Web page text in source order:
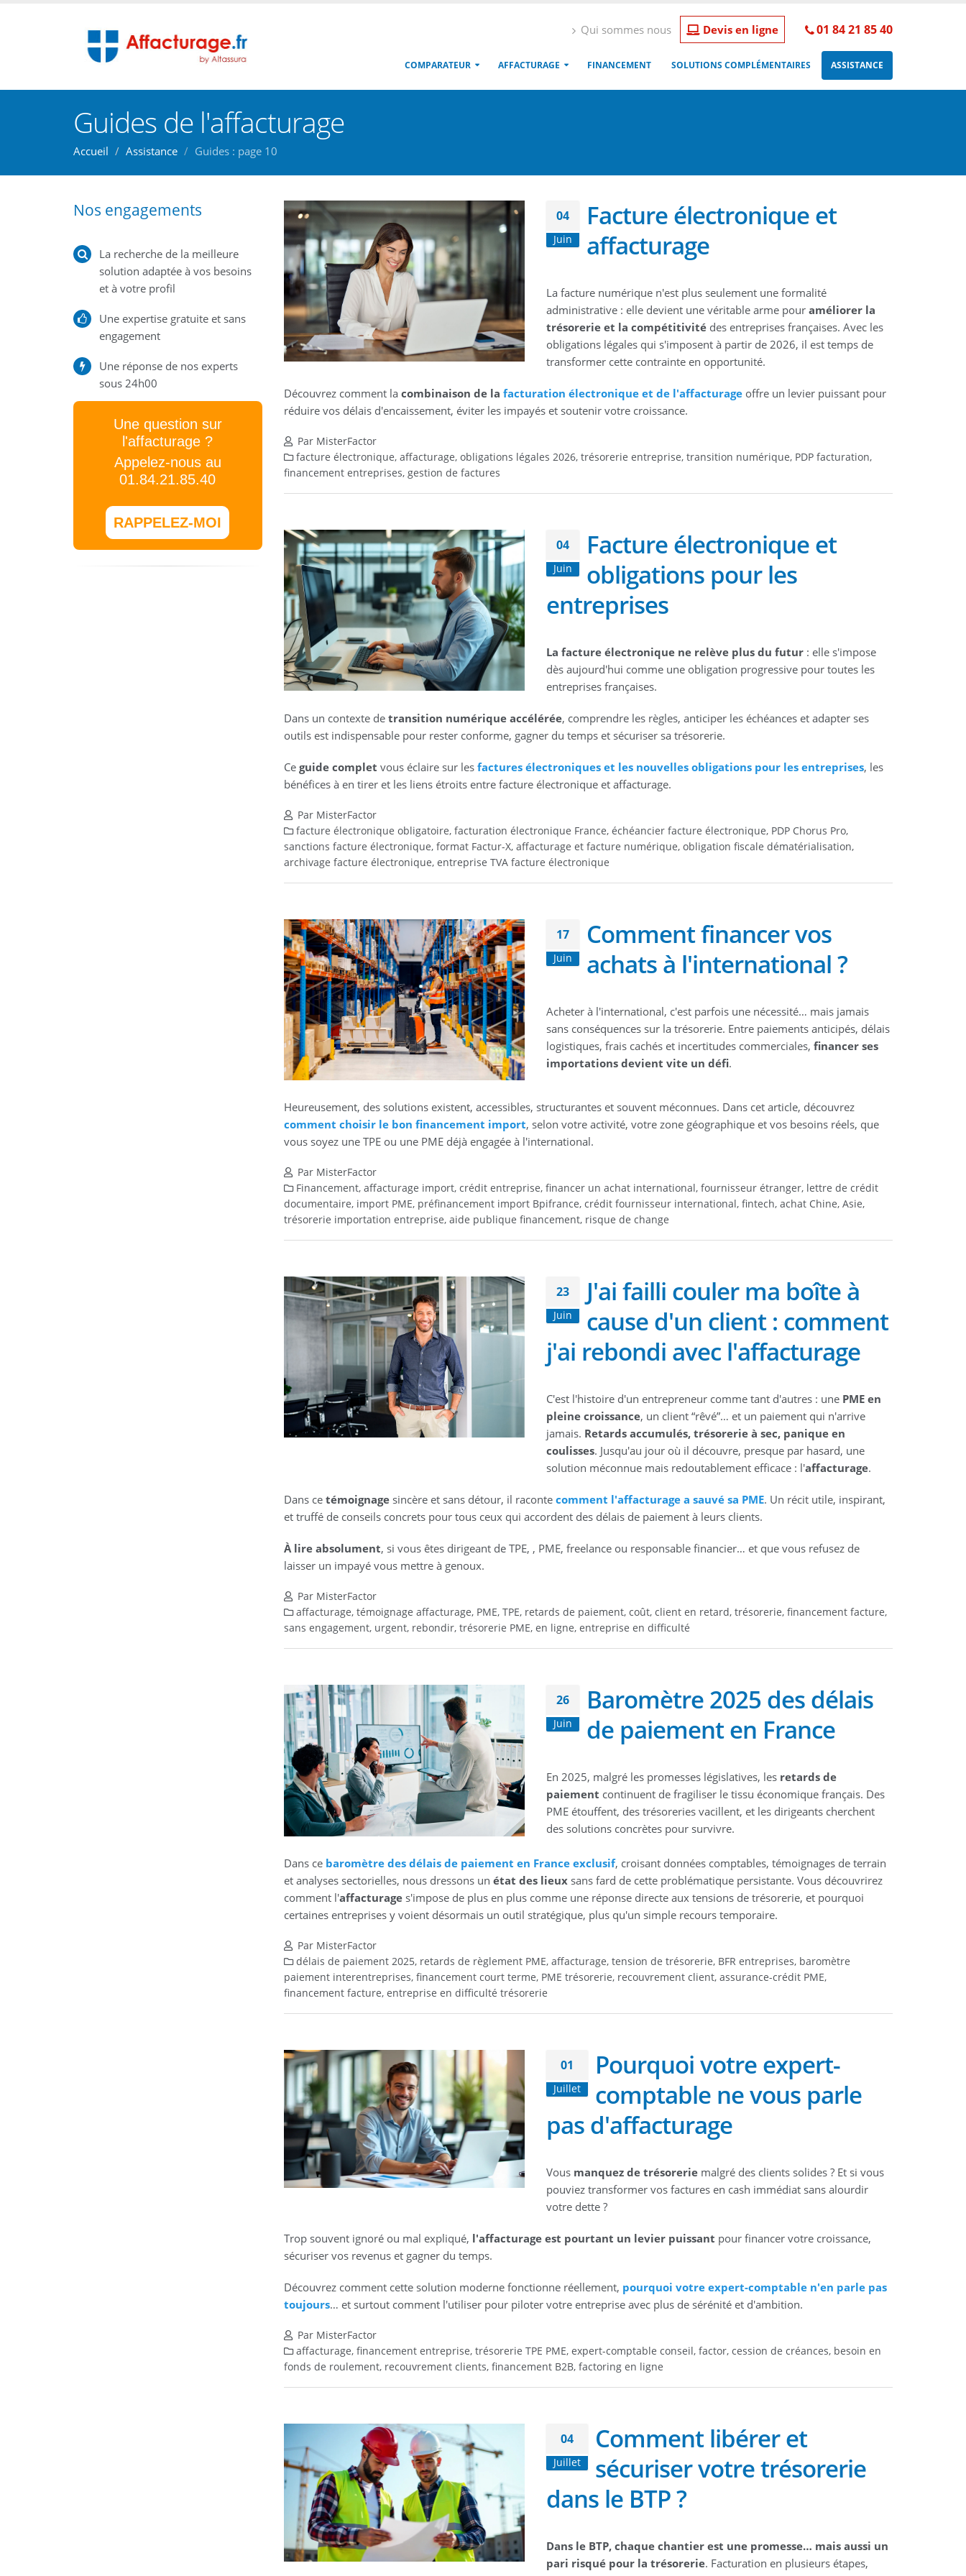
Qui sommes nous Devis en ligne 01 84 21 85 40
COMPARATEUR AFFACTURAGE FINANCEMENT SOLUTIONS COMPLÉMENTAIRES ASSISTANCE
Guides de l'affacturage
Accueil Assistance Guides : page 10
Nos engagements
La recherche de la meilleure
solution adaptée à vos besoins
et à votre profil
Une expertise gratuite et sans
engagement
Une réponse de nos experts
sous 24h00
Une question sur
l'affacturage ?
Appelez-nous au
01.84.21.85.40
RAPPELEZ-MOI
04
Juin
Facture électronique et
affacturage
La facture numérique n'est plus seulement une formalité
administrative : elle devient une véritable arme pouraméliorer la
trésorerie et la compétitivité des entreprises françaises. Avec les
obligations légales qui s'imposent à partir de 2026, il est temps de
transformer cette contrainte en opportunité.
Découvrez comment la combinaison de la facturation électronique et de l'affacturageoffre un levier puissant pour
réduire vos délais d'encaissement, éviter les impayés et soutenir votre croissance.
Par MisterFactor
facture électronique, affacturage, obligations légales 2026, trésorerie entreprise, transition numérique, PDP facturation,
financement entreprises, gestion de factures
04
Juin
Facture électronique et
obligations pour les
entreprises
La facture électronique ne relève plus du futur : elle s'impose
dès aujourd'hui comme une obligation progressive pour toutes les
entreprises françaises.
Dans un contexte de transition numérique accélérée, comprendre les règles, anticiper les échéances et adapter ses
outils est indispensable pour rester conforme, gagner du temps et sécuriser sa trésorerie.
Ce guide complet vous éclaire sur les factures électroniques et les nouvelles obligations pour les entreprises, les
bénéfices à en tirer et les liens étroits entre facture électronique et affacturage.
Par MisterFactor
facture électronique obligatoire, facturation électronique France, échéancier facture électronique, PDP Chorus Pro,
sanctions facture électronique, format Factur-X, affacturage et facture numérique, obligation fiscale dématérialisation,
archivage facture électronique, entreprise TVA facture électronique
17
Juin
Comment financer vos
achats à l'international ?
Acheter à l'international, c'est parfois une nécessité… mais jamais
sans conséquences sur la trésorerie. Entre paiements anticipés, délais
logistiques, frais cachés et incertitudes commerciales,financer ses
importations devient vite un défi.
Heureusement, des solutions existent, accessibles, structurantes et souvent méconnues. Dans cet article, découvrez
comment choisir le bon financement import, selon votre activité, votre zone géographique et vos besoins réels, que
vous soyez une TPE ou une PME déjà engagée à l'international.
Par MisterFactor
Financement, affacturage import, crédit entreprise, financer un achat international, fournisseur étranger, lettre de crédit
documentaire, import PME, préfinancement import Bpifrance, crédit fournisseur international, fintech, achat Chine, Asie,
trésorerie importation entreprise, aide publique financement, risque de change
23
Juin
J'ai failli couler ma boîte à
cause d'un client : comment
j'ai rebondi avec l'affacturage
C'est l'histoire d'un entrepreneur comme tant d'autres : une PME en
pleine croissance, un client “rêvé”… et un paiement qui n'arrive
jamais. Retards accumulés, trésorerie à sec, panique en
coulisses. Jusqu'au jour où il découvre, presque par hasard, une
solution méconnue mais redoutablement efficace : l'affacturage.
Dans ce témoignagesincère et sans détour, il raconte comment l'affacturage a sauvé sa PME. Un récit utile, inspirant,
et truffé de conseils concrets pour tous ceux qui accordent des délais de paiement à leurs clients.
À lire absolument, si vous êtes dirigeant de TPE, , PME, freelance ou responsable financier… et que vous refusez de
laisser un impayé vous mettre à genoux.
Par MisterFactor
affacturage, témoignage affacturage, PME, TPE, retards de paiement, coût, client en retard, trésorerie, financement facture,
sans engagement, urgent, rebondir, trésorerie PME, en ligne, entreprise en difficulté
26
Juin
Baromètre 2025 des délais
de paiement en France
En 2025, malgré les promesses législatives, les retards de
paiement continuent de fragiliser le tissu économique français. Des
PME étouffent, des trésoreries vacillent, et les dirigeants cherchent
des solutions concrètes pour survivre.
Dans ce baromètre des délais de paiement en France exclusif, croisant données comptables, témoignages de terrain
et analyses sectorielles, nous dressons un état des lieuxsans fard de cette problématique persistante. Vous découvrirez
comment l'affacturages'impose de plus en plus comme une réponse directe aux tensions de trésorerie, et pourquoi
certaines entreprises y voient désormais un outil stratégique, plus qu'un simple recours temporaire.
Par MisterFactor
délais de paiement 2025, retards de règlement PME, affacturage, tension de trésorerie, BFR entreprises, baromètre
paiement interentreprises, financement court terme, PME trésorerie, recouvrement client, assurance-crédit PME,
financement facture, entreprise en difficulté trésorerie
01
Juillet
Pourquoi votre expert-
comptable ne vous parle
pas d'affacturage
Vous manquez de trésorerie malgré des clients solides ? Et si vous
pouviez transformer vos factures en cash immédiat sans alourdir
votre dette ?
Trop souvent ignoré ou mal expliqué, l'affacturage est pourtant un levier puissant pour financer votre croissance,
sécuriser vos revenus et gagner du temps.
Découvrez comment cette solution moderne fonctionne réellement, pourquoi votre expert-comptable n'en parle pas
toujours… et surtout comment l'utiliser pour piloter votre entreprise avec plus de sérénité et d'ambition.
Par MisterFactor
affacturage, financement entreprise, trésorerie TPE PME, expert-comptable conseil, factor, cession de créances, besoin en
fonds de roulement, recouvrement clients, financement B2B, factoring en ligne
04
Juillet
Comment libérer et
sécuriser votre trésorerie
dans le BTP ?
Dans le BTP, chaque chantier est une promesse… mais aussi un
pari risqué pour la trésorerie. Facturation en plusieurs étapes,